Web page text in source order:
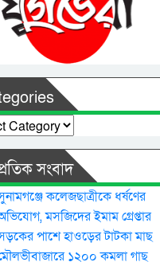
সংবাদ
কলেজছাত্রীকে ধর্ষণের
মসজিদের ইমাম গ্রেপ্তার
পাশে হাওড়ের টাটকা মাছ
১২০০ কমলা গাছ